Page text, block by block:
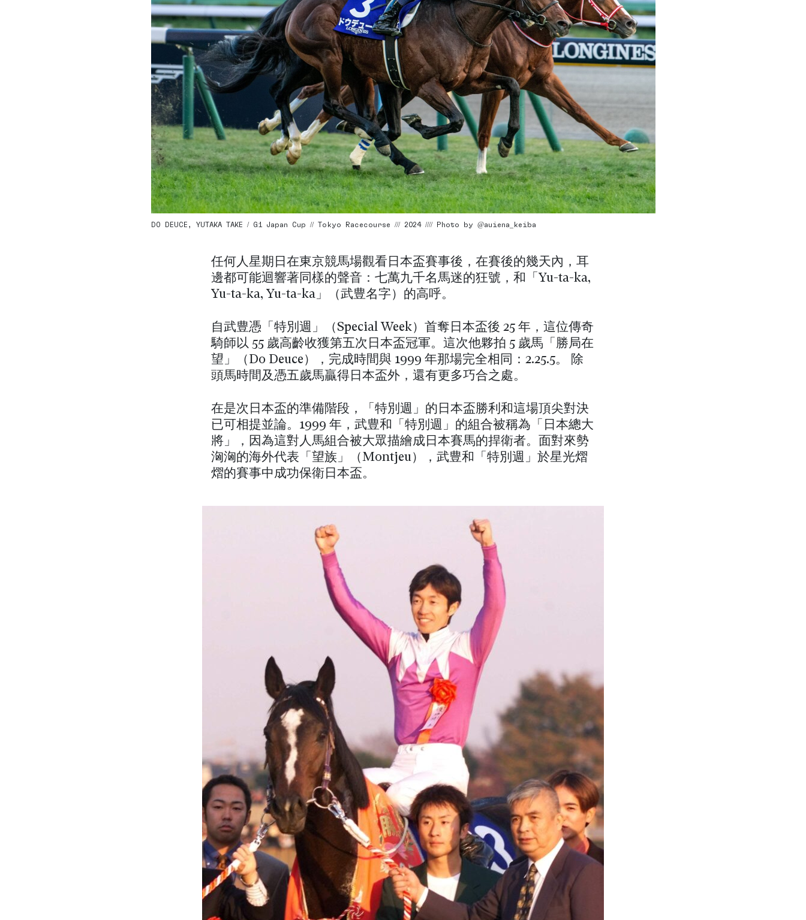
DO DEUCE, YUTAKA TAKE / G1 Japan Cup // Tokyo Racecourse /// 2024 //// Photo by @auiena_keiba
任何人星期日在東京競馬場觀看日本盃賽事後，在賽後的幾天內，耳
邊都可能迴響著同樣的聲音：七萬九千名馬迷的狂號，和「Yu-ta-ka,
Yu-ta-ka, Yu-ta-ka」（武豊名字）的高呼。
自武豊憑「特別週」（Special Week）首奪日本盃後 25 年，這位傳奇
騎師以 55 歲高齡收獲第五次日本盃冠軍。這次他夥拍 5 歲馬「勝局在
望」（Do Deuce），完成時間與 1999 年那場完全相同：2.25.5。 除
頭馬時間及憑五歲馬贏得日本盃外，還有更多巧合之處。
在是次日本盃的準備階段，「特別週」的日本盃勝利和這場頂尖對決
已可相提並論。1999 年，武豊和「特別週」的組合被稱為「日本總大
將」，因為這對人馬組合被大眾描繪成日本賽馬的捍衛者。面對來勢
洶洶的海外代表「望族」（Montjeu），武豊和「特別週」於星光熠
熠的賽事中成功保衛日本盃。